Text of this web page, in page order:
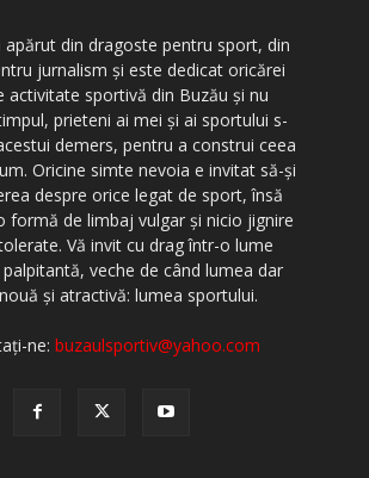
apărut din dragoste pentru sport, din
jurnalism şi este dedicat oricărei
activitate sportivă din Buzău şi nu
prieteni ai mei şi ai sportului s-
demers, pentru a construi ceea
Oricine simte nevoia e invitat să-şi
despre orice legat de sport, însă
formă de limbaj vulgar şi nicio jignire
Vă invit cu drag într-o lume
veche de când lumea dar
şi atractivă: lumea sportului.
ne:buzaulsportiv@yahoo.com